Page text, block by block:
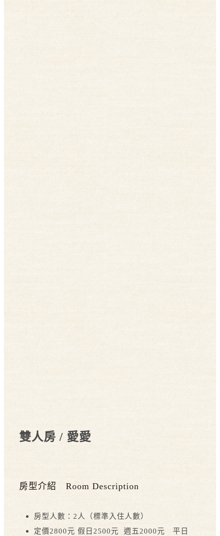
雙人房 / 愛愛
房型介紹 Room Description
房型人數：2人（標準入住人數）
定價2800元 假日2500元 週五2000元 平日